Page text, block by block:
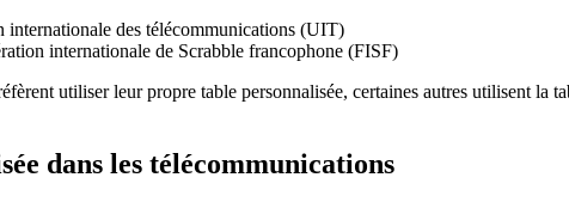
internationale des télécommunications (UIT)
internationale de Scrabble francophone (FISF)
utiliser leur propre table personnalisée, certaines autres utilisent
dans les télécommunications